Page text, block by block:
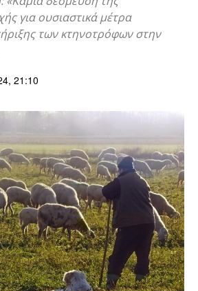
για ουσιαστικά μέτρα
των κτηνοτρόφων στην
21:10